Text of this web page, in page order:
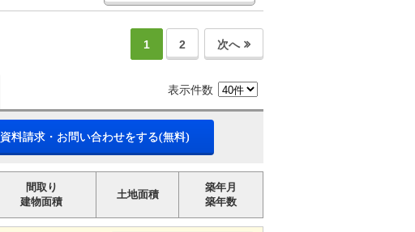
1 2 次へ
表示件数
資料請求・お問い合わせをする(無料)
間取り
建物面積
土地面積
築年月
築年数